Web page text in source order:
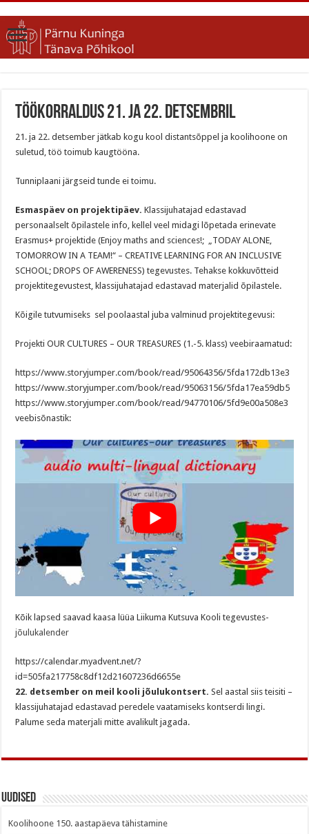
Töökorraldus 21. ja 22. detsembril
21. ja 22. detsember jätkab kogu kool distantsõppel ja koolihoone on
suletud, töö toimub kaugtööna.
Tunniplaani järgseid tunde ei toimu.
Esmaspäev on projektipäev. Klassijuhatajad edastavad
personaalselt õpilastele info, kellel veel midagi lõpetada erinevate
Erasmus+ projektide (Enjoy maths and sciences!; „TODAY ALONE,
TOMORROW IN A TEAM!“ – CREATIVE LEARNING FOR AN INCLUSIVE
SCHOOL; DROPS OF AWERENESS) tegevustes. Tehakse kokkuvõtteid
projektitegevustest, klassijuhatajad edastavad materjalid õpilastele.
Kõigile tutvumiseks sel poolaastal juba valminud projektitegevusi:
Projekti OUR CULTURES – OUR TREASURES (1.-5. klass) veebiraamatud:
https://www.storyjumper.com/book/read/95064356/5fda172db13e3
https://www.storyjumper.com/book/read/95063156/5fda17ea59db5
https://www.storyjumper.com/book/read/94770106/5fd9e00a508e3
veebisõnastik:
Kõik lapsed saavad kaasa lüüa Liikuma Kutsuva Kooli tegevustes-
jõulukalender
https://calendar.myadvent.net/?
id=505fa217758c8df12d21607236d6655e
22. detsember on meil kooli jõulukontsert. Sel aastal siis teisiti –
klassijuhatajad edastavad peredele vaatamiseks kontserdi lingi.
Palume seda materjali mitte avalikult jagada.
Uudised
Koolihoone 150. aastapäeva tähistamine